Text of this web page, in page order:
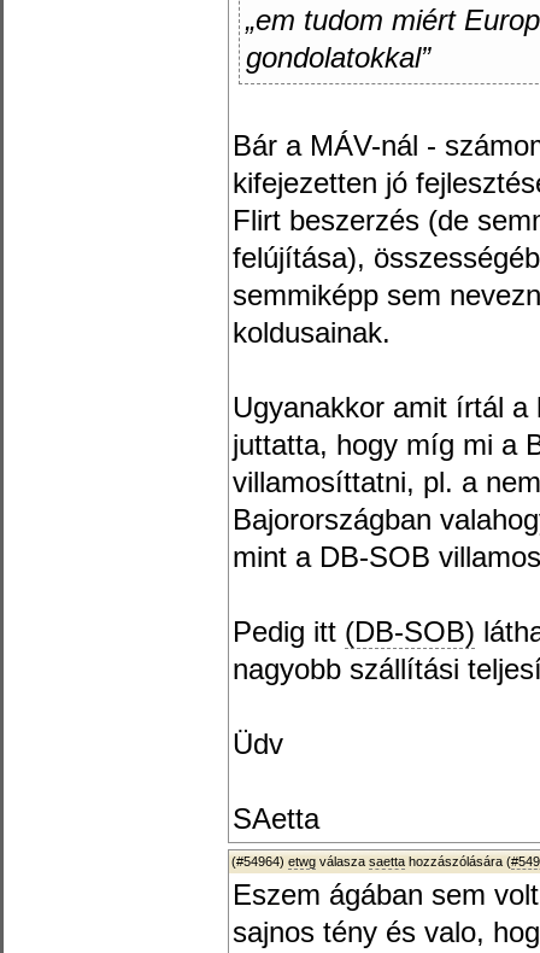
„em tudom miért
gondolatokkal”
Bár a MÁV-nál -
kifejezetten jó
Flirt beszerzés (de
felújítása),
semmiképp sem
koldusainak.
Ugyanakkor amit írtál a
juttatta, hogy míg mi a
villamosíttatni, pl. a
Bajorországban
mint a DB-SOB
Pedig itt (DB-SOB)
nagyobb szállítási
Üdv
SAetta
(#54964) etwg válasza saetta hozzászólására (
Eszem ágában sem
sajnos tény és valo,